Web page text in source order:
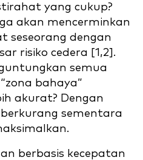
yang cukup?
akan mencerminkan
seseorang dengan
risiko cedera [1,2].
semua
bahaya”
akurat? Dengan
sementara
berbasis kecepatan